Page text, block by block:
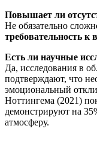
Повышает ли
Не обязательно
требовательность к
Есть ли научные
Да, исследования в
подтверждают, что
эмоциональный
Ноттингема (2021)
демонстрируют на
атмосферу.